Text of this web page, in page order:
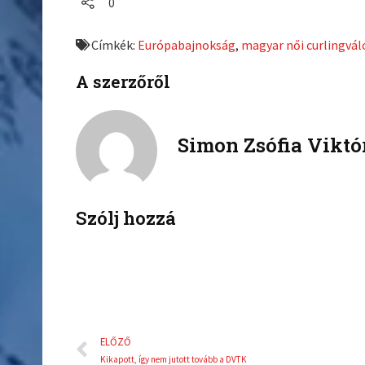
o
f
b
o
t
t
Címkék: Európabajnokság, magyar női
A szerzőről
Simon Zsófia
Szólj hozzá
Előző
ELŐZŐ
Kikapott, így nem jutott tovább a DVTK